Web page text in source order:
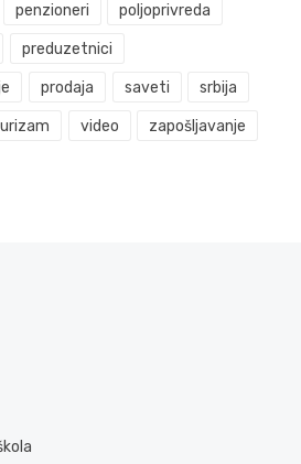
penzioneri poljoprivreda
preduzetnici
prodaja saveti srbija
video zapošljavanje